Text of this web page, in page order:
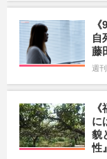
自
藤
週
に
貌
性』